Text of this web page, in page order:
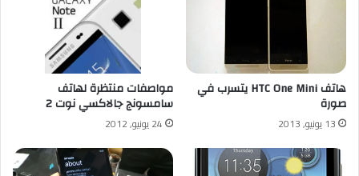
هاتف HTC One Mini يتسرب في
صورة
13 يونيو, 2013
مواصفات منتظرة لهاتف
سامسونج جالاكسي نوت 2
24 يونيو, 2012